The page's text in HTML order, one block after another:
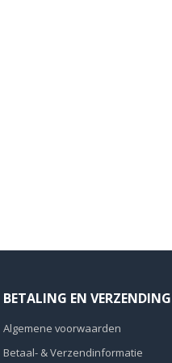
BETALING EN VERZENDING
Algemene voorwaarden
Betaal- & Verzendinformatie